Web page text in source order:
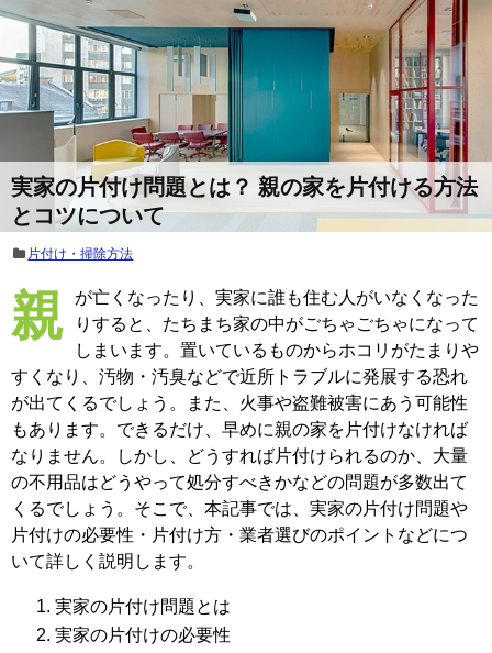
実家の片付け問題とは？ 親の家を片付ける方法
とコツについて
片付け・掃除方法
親が亡くなったり、実家に誰も住む人がいなくなった
りすると、たちまち家の中がごちゃごちゃになって
しまいます。置いているものからホコリがたまりや
すくなり、汚物・汚臭などで近所トラブルに発展する恐れ
が出てくるでしょう。また、火事や盗難被害にあう可能性
もあります。できるだけ、早めに親の家を片付けなければ
なりません。しかし、どうすれば片付けられるのか、大量
の不用品はどうやって処分すべきかなどの問題が多数出て
くるでしょう。そこで、本記事では、実家の片付け問題や
片付けの必要性・片付け方・業者選びのポイントなどにつ
いて詳しく説明します。
実家の片付け問題とは
実家の片付けの必要性